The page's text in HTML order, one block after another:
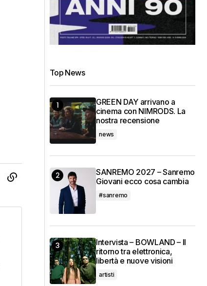
Top News
GREEN DAY arrivano a
cinema con NIMRODS. La
nostra recensione
news
SANREMO 2027 – Sanremo
Giovani ecco cosa cambia
#sanremo
Intervista – BOWLAND – Il
ritorno tra elettronica,
libertà e nuove visioni
artisti